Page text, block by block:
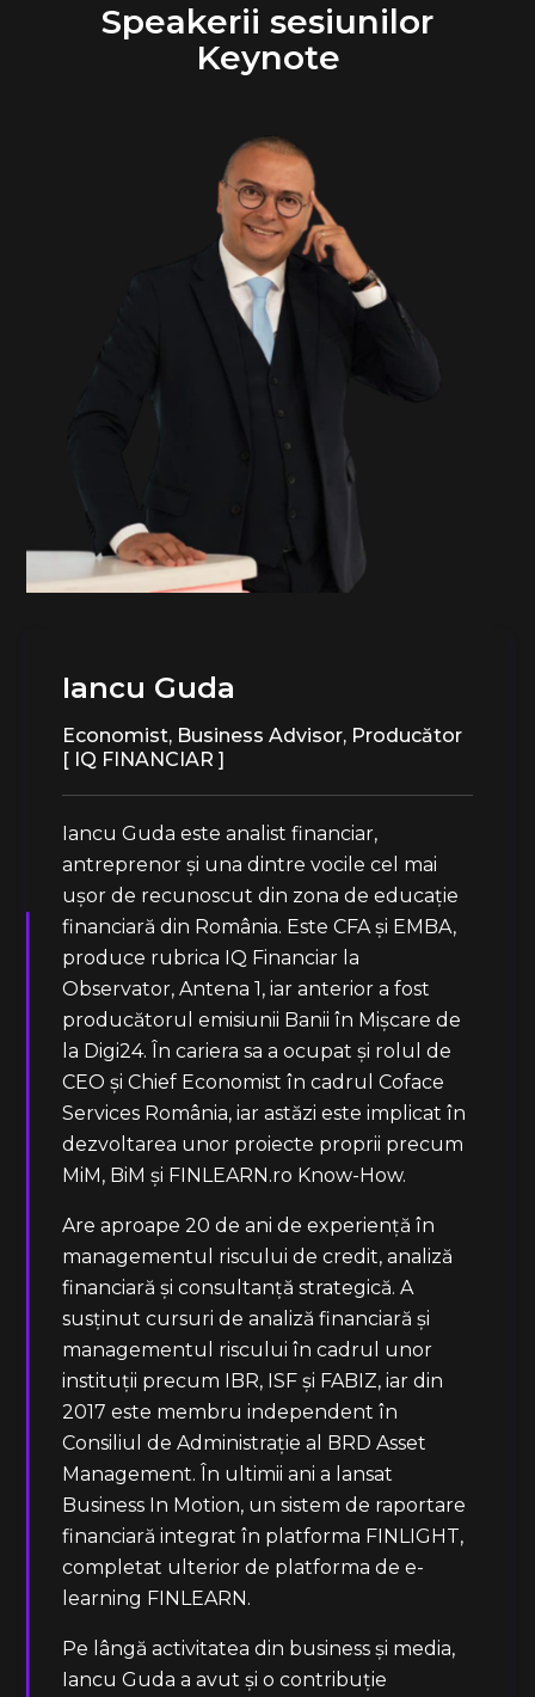
Speakerii sesiunilor
Keynote
Iancu Guda
Economist, Business Advisor, Producător
[ IQ FINANCIAR ]
Iancu Guda este analist financiar,
antreprenor și una dintre vocile cel mai
ușor de recunoscut din zona de educație
financiară din România. Este CFA și EMBA,
produce rubrica IQ Financiar la
Observator, Antena 1, iar anterior a fost
producătorul emisiunii Banii în Mișcare de
la Digi24. În cariera sa a ocupat și rolul de
CEO și Chief Economist în cadrul Coface
Services România, iar astăzi este implicat în
dezvoltarea unor proiecte proprii precum
MiM, BiM și FINLEARN.ro Know-How.
Are aproape 20 de ani de experiență în
managementul riscului de credit, analiză
financiară și consultanță strategică. A
susținut cursuri de analiză financiară și
managementul riscului în cadrul unor
instituții precum IBR, ISF și FABIZ, iar din
2017 este membru independent în
Consiliul de Administrație al BRD Asset
Management. În ultimii ani a lansat
Business In Motion, un sistem de raportare
financiară integrat în platforma FINLIGHT,
completat ulterior de platforma de e-
learning FINLEARN.
Pe lângă activitatea din business și media,
Iancu Guda a avut și o contribuție